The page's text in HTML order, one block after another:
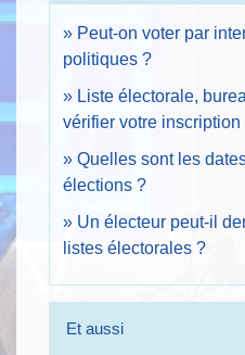
Peut-on voter par
politiques ?
Liste électorale,
vérifier votre inscription
Quelles sont les
élections ?
Un électeur peut-il
listes électorales ?
Et aussi